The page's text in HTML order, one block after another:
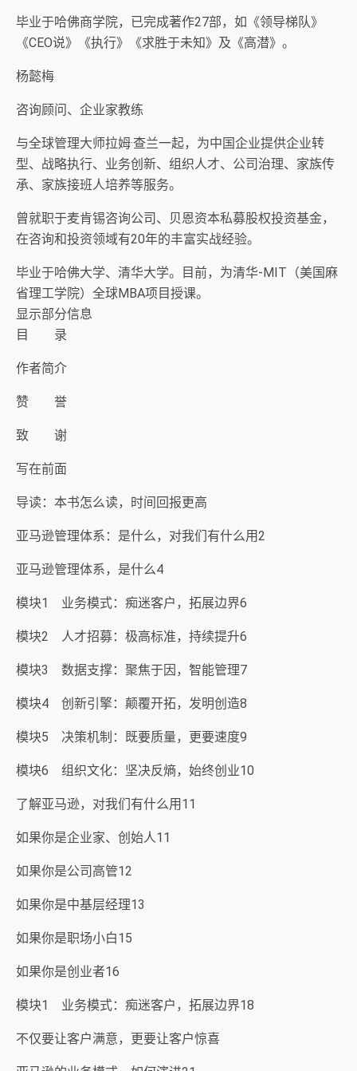
毕业于哈佛商学院，已完成著作27部，如《领导梯队》
《CEO说》《执行》《求胜于未知》及《高潜》。
杨懿梅
咨询顾问、企业家教练
与全球管理大师拉姆·查兰一起，为中国企业提供企业转
型、战略执行、业务创新、组织人才、公司治理、家族传
承、家族接班人培养等服务。
曾就职于麦肯锡咨询公司、贝恩资本私募股权投资基金，
在咨询和投资领域有20年的丰富实战经验。
毕业于哈佛大学、清华大学。目前，为清华-MIT（美国麻
省理工学院）全球MBA项目授课。
显示部分信息
目 录
作者简介
赞 誉
致 谢
写在前面
导读：本书怎么读，时间回报更高
亚马逊管理体系：是什么，对我们有什么用2
亚马逊管理体系，是什么4
模块1 业务模式：痴迷客户，拓展边界6
模块2 人才招募：极高标准，持续提升6
模块3 数据支撑：聚焦于因，智能管理7
模块4 创新引擎：颠覆开拓，发明创造8
模块5 决策机制：既要质量，更要速度9
模块6 组织文化：坚决反熵，始终创业10
了解亚马逊，对我们有什么用11
如果你是企业家、创始人11
如果你是公司高管12
如果你是中基层经理13
如果你是职场小白15
如果你是创业者16
模块1 业务模式：痴迷客户，拓展边界18
不仅要让客户满意，更要让客户惊喜